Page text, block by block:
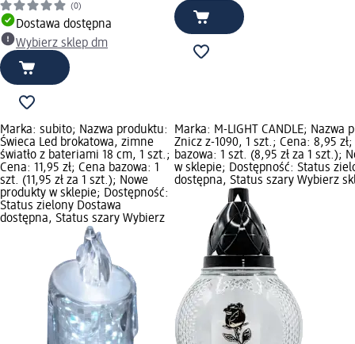
(0)
Dostawa dostępna
Wybierz sklep dm
Marka: subito; Nazwa produktu:
Świeca Led brokatowa, zimne
światło z bateriami 18 cm, 1 szt.;
Cena: 11,95 zł; Cena bazowa: 1
szt. (11,95 zł za 1 szt.); Nowe
produkty w sklepie; Dostępność:
Status zielony Dostawa
dostępna, Status szary Wybierz
Marka: M-LIGHT CANDLE; Nazwa
Znicz z-1090, 1 szt.; Cena: 8,95
bazowa: 1 szt. (8,95 zł za 1 szt.);
w sklepie; Dostępność: Status
dostępna, Status szary Wybierz